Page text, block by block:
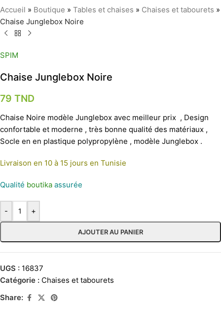
Accueil » Boutique » Tables et chaises » Chaises et tabourets »
Chaise Junglebox Noire
SPIM
Chaise Junglebox Noire
79 TND
Chaise Noire modèle Junglebox avec meilleur prix , Design
confortable et moderne , très bonne qualité des matériaux ,
Socle en en plastique polypropylène , modèle Junglebox .
Livraison en 10 à 15 jours en Tunisie
Qualité boutika assurée
- +
AJOUTER AU PANIER
UGS : 16837
Catégorie : Chaises et tabourets
Share: